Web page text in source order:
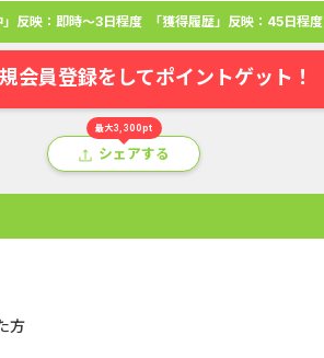
」反映：即時～3日程度 「獲得履歴」反映：45日程度
会員登録をしてポイントゲット！
最大3,300pt
シェアする
方